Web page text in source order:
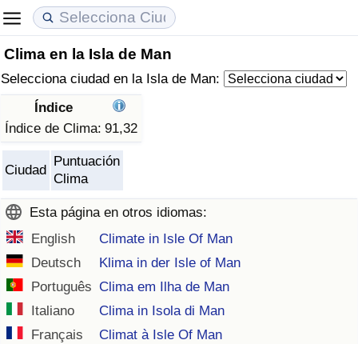
Clima en la Isla de Man
Selecciona ciudad en la Isla de Man:
Índice
Índice de Clima: 91,32
Ciudad
Puntuación
Clima
Esta página en otros idiomas:
English
Climate in Isle Of Man
Deutsch
Klima in der Isle of Man
Português Clima em Ilha de Man
Italiano
Clima in Isola di Man
Français
Climat à Isle Of Man
Coste de vida
Índice de Costo de Vida (Actual)
Índice de Costo de Vida
Índice de costo de vida por país
en aqaba
Precios de las propiedades
Índice de Precios de Inmuebles (Actual)
Índice de Precios de Inmuebles
Índice de Precios de Inmuebles por País
Calidad de Vida
Índice de Calidad de Vida
Índice de Calidad de Vida (Actual)
Índice de calidad de vida por país
Delincuencia
Calificación del Índice de Criminalidad
(Actual)
Índice de Criminalidad